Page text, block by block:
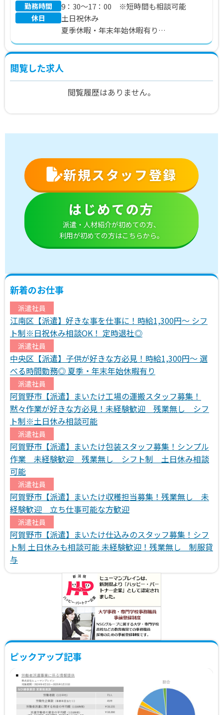
※別途 残業代、交通費支給いたします。
【月給例】
＠1,350円×6.5時間×21日＝184,275円
勤務時間 9：30～17：00 ※短時間も相談可能
休日
土日祝休み
夏季休暇・年末年始休暇有り
年間休日120日
閲覧した求人
閲覧履歴はありません。
新規スタッフ登録
はじめての方
派遣・人材紹介が初めての方、
利用が初めての方はこちらから。
新着のお仕事
派遣社員
江南区【派遣】好きな事を仕事に！時給1,300円～ シフ
ト制※日祝休み相談OK！ 定時退社◎
派遣社員
中央区【派遣】子供が好きな方必見！時給1,300円～ 選
べる時間勤務◎ 夏季・年末年始休暇有り
派遣社員
阿賀野市【派遣】まいたけ工場の運搬スタッフ募集！
黙々作業が好きな方必見！未経験歓迎 残業無し シフ
ト制※土日休み相談可能
派遣社員
阿賀野市【派遣】まいたけ包装スタッフ募集！シンプル
作業 未経験歓迎 残業無し シフト制 土日休み相談
可能
派遣社員
阿賀野市【派遣】まいたけ収穫担当募集！残業無し 未
経験歓迎 立ち仕事可能な方歓迎
派遣社員
阿賀野市【派遣】まいたけ仕込みのスタッフ募集！シフ
ト制 土日休みも相談可能 未経験歓迎！残業無し 制服貸
与
ピックアップ記事